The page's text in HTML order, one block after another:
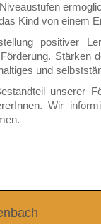
Kind von einem
positiver
Stärken
und
unserer
Wir